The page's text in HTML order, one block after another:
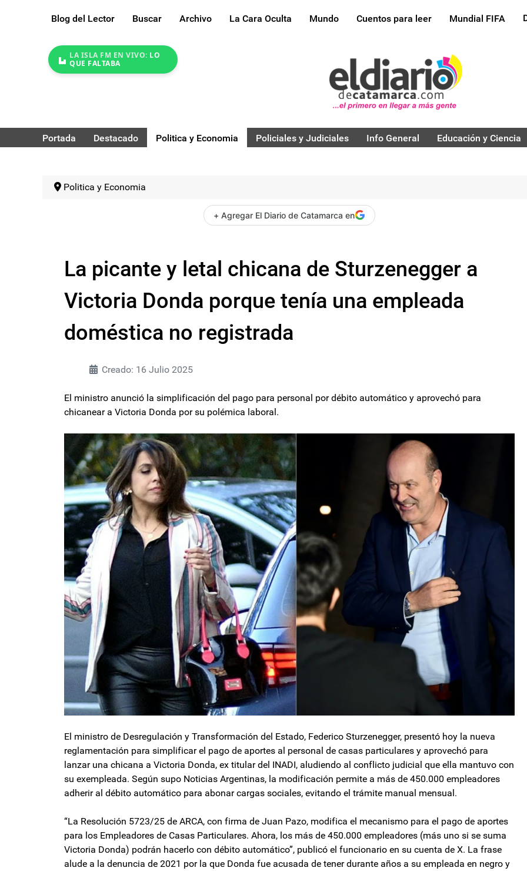
Blog del Lector Buscar Archivo La Cara Oculta Mundo Cuentos para leer Mundial FIFA
LA ISLA FM EN VIVO: LO
QUE FALTABA
Portada Destacado Politica y Economia Policiales y Judiciales Info General Educación y Ciencia
Politica y Economia
+ Agregar El Diario de Catamarca en
La picante y letal chicana de Sturzenegger a
Victoria Donda porque tenía una empleada
doméstica no registrada
Creado: 16 Julio 2025
El ministro anunció la simplificación del pago para personal por débito automático y aprovechó para
chicanear a Victoria Donda por su polémica laboral.
El ministro de Desregulación y Transformación del Estado, Federico Sturzenegger, presentó hoy la nueva
reglamentación para simplificar el pago de aportes al personal de casas particulares y aprovechó para
lanzar una chicana a Victoria Donda, ex titular del INADI, aludiendo al conflicto judicial que ella mantuvo con
su exempleada. Según supo Noticias Argentinas, la modificación permite a más de 450.000 empleadores
adherir al débito automático para abonar cargas sociales, evitando el trámite manual mensual.
“La Resolución 5723/25 de ARCA, con firma de Juan Pazo, modifica el mecanismo para el pago de aportes
para los Empleadores de Casas Particulares. Ahora, los más de 450.000 empleadores (más uno si se suma
Victoria Donda) podrán hacerlo con débito automático”, publicó el funcionario en su cuenta de X. La frase
alude a la denuncia de 2021 por la que Donda fue acusada de tener durante años a su empleada en negro y